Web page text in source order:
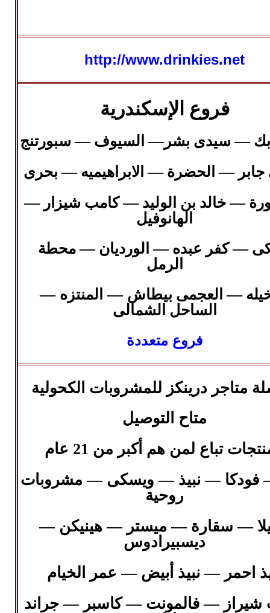
http://www.drinkies.net
فروع الإسكندرية
—سيدى بشر—السيوف—سبورتنج
—الحضرة—الابراهيميه—بحرى
—خالد بن الوليد—كامب شيزار—
الهانوفيل
—كفر عبده—الورديان—محطة
الرمل
—العجمى بيطاش — المنتزه —
الساحل الشمالى
فروع متعددة
متاجر درينكز للمشروبات الكحولية
متاح التوصيل
تباع لمن هم أكبر من 21 عام
فودكا — نبيذ — ويسكى — مشروبات
روحية
— سقارة — ميستر — هينيكن —
ديسبيرادوس
احمر — نبيذ أبيض — عمر الخيام
— فالمونت — كاسبر —جراند